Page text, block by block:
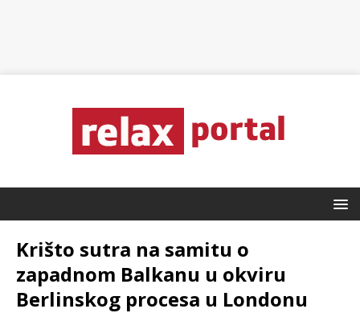
Krišto sutra na samitu o
zapadnom Balkanu u okviru
Berlinskog procesa u Londonu